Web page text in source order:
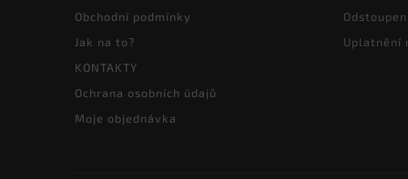
Obchodní podmínky
Jak na to?
KONTAKTY
Ochrana osobních údajů
Moje objednávka
Uplatnění